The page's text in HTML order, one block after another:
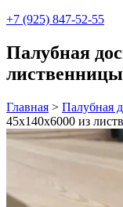
+7 (925) 847-52-55
Палубная
лиственницы
Главная > Палубная
45х140х6000 из